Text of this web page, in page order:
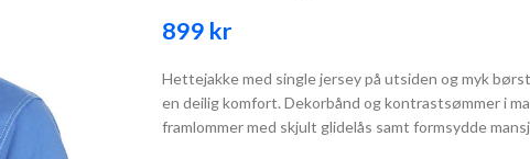
899 kr
Hettejakke med single jersey på utsiden og myk
en deilig komfort. Dekorbånd og kontrastsømmer i
framlommer med skjult glidelås samt formsydde